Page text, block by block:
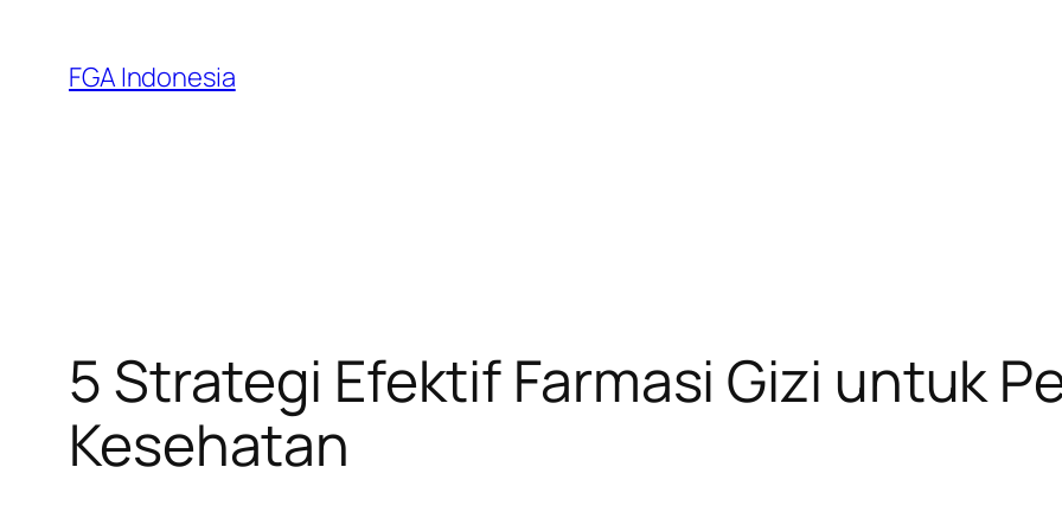
content
FGA Indonesia
5 Strategi Efektif Farmasi Gizi untuk
Kesehatan